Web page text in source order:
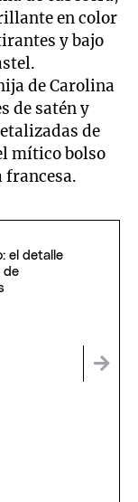
en color
y bajo
de Carolina
de satén y
de
mítico bolso
francesa.
el detalle
de